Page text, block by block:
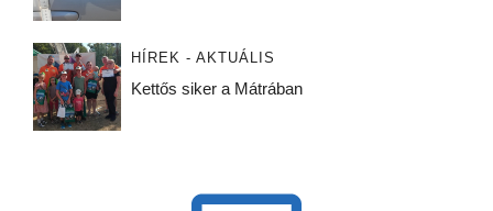
HÍREK - AKTUÁLIS
Kettős siker a Mátrában